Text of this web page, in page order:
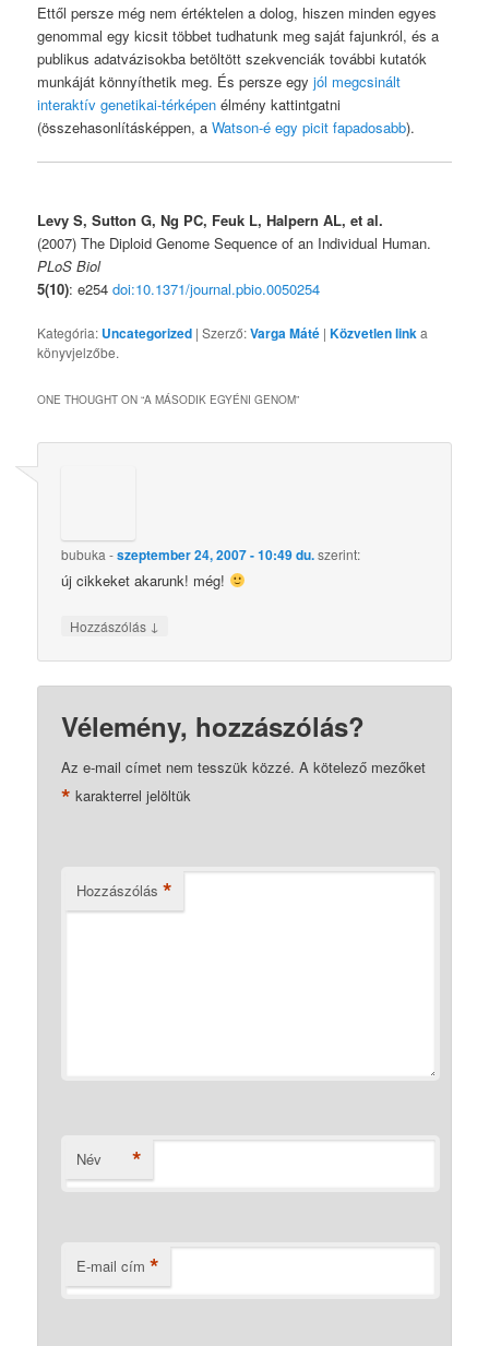
Ettől persze még nem értéktelen a dolog, hiszen minden egyes
genommal egy kicsit többet tudhatunk meg saját fajunkról, és a
publikus adatvázisokba betöltött szekvenciák további kutatók
munkáját könnyíthetik meg. És persze egyjól megcsinált
interaktív genetikai-térképen élmény kattintgatni
(összehasonlításképpen, aWatson-é egy picit fapadosabb).
Levy S, Sutton G, Ng PC, Feuk L, Halpern AL, et al.
(2007) The Diploid Genome Sequence of an Individual Human.
PLoS Biol
5(10): e254doi:10.1371/journal.pbio.0050254
Kategória: Uncategorized | Szerző:Varga Máté |Közvetlen linka
könyvjelzőbe.
ONE THOUGHT ON “A MÁSODIK EGYÉNI GENOM”
bubuka -szeptember 24, 2007 - 10:49 du.szerint:
új cikkeket akarunk! még!
Hozzászólás ↓
Vélemény, hozzászólás?
Az e-mail címet nem tesszük közzé. A kötelező mezőket
* karakterrel jelöltük
Hozzászólás *
Név *
E-mail cím *